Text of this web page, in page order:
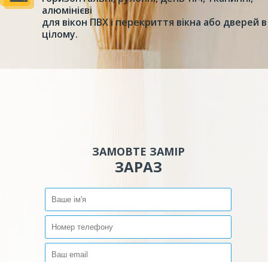
алюмінієві
для вікон ПВХ і перекриття вікна або дверей в
цілому.
ЗАМОВТЕ ЗАМІР
ЗАРАЗ